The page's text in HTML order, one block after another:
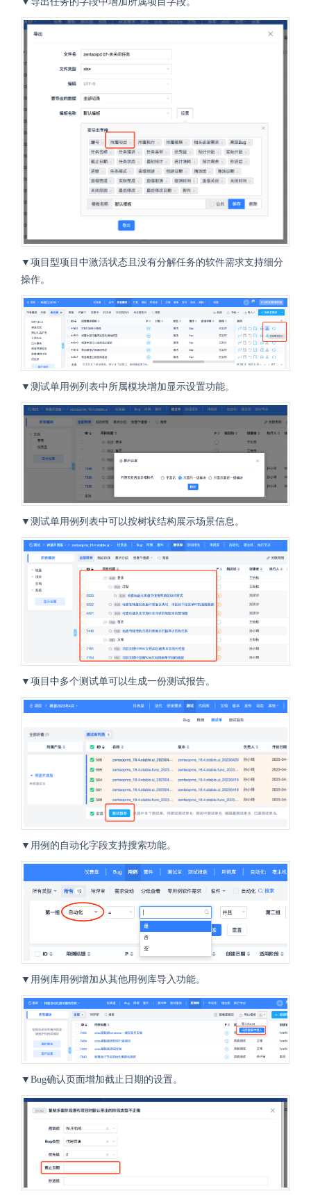
▼项目型项目中激活状态且没有分解任务的软件需求支持细分
操作。
▼测试单用例列表中所属模块增加显示设置功能。
▼测试单用例列表中可以按树状结构展示场景信息。
▼项目中多个测试单可以生成一份测试报告。
▼用例的自动化字段支持搜索功能。
▼用例库用例增加从其他用例库导入功能。
▼Bug确认页面增加截止日期的设置。